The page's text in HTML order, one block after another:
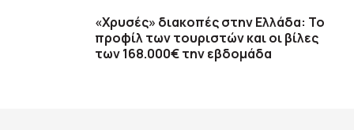
«Χρυσές» διακοπές στην Ελλάδα: Το
προφίλ των τουριστών και οι βίλες
των 168.000€ την εβδομάδα